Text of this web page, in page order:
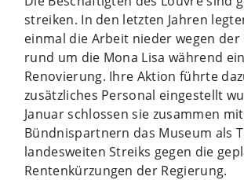
streiken. In den letzten Jahren
einmal die Arbeit nieder wegen
rund um die Mona Lisa während
Renovierung. Ihre Aktion führte
zusätzliches Personal eingestellt
Januar schlossen sie zusammen mit
Bündnispartnern das Museum als
landesweiten Streiks gegen die
Rentenkürzungen der Regierung.